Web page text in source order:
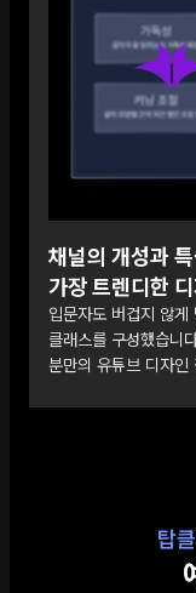
채널의 개성과
가장 트렌디한
입문자도 버겁지 않게
클래스를 구성했습니
분만의 유튜브 디자
탑